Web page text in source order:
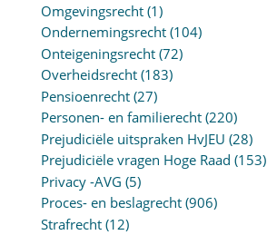
Omgevingsrecht(1)
Ondernemingsrecht(104)
Onteigeningsrecht(72)
Overheidsrecht(183)
Pensioenrecht(27)
Personen- en familierecht(220)
Prejudiciële uitspraken HvJEU (28)
Prejudiciële vragen Hoge Raad (153)
Privacy -AVG (5)
Proces- en beslagrecht(906)
Strafrecht(12)